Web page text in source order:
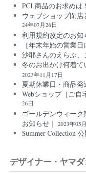
PCI 商品のお求めは
ウェブショップ閉店
24年07月26日
利用規約改定のお知
［年末年始の営業
沙耶さんのえらぶ、
冬のお出かけ何着て
2023年11月17日
夏期休業日・商品発
Webショップ［ご自
26日
ゴールデンウィー
お知らせ｜ 2023年05
Summer Collection
デザイナー・ヤマ